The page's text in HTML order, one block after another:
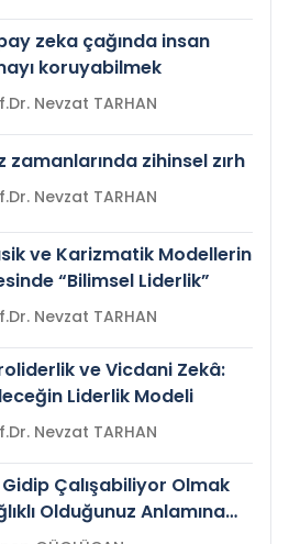
zeka çağında insan
koruyabilmek
Prof.Dr. Nevzat TARHAN
zamanlarında zihinsel zırh
Prof.Dr. Nevzat TARHAN
ve Karizmatik Modellerin
“Bilimsel Liderlik”
Prof.Dr. Nevzat TARHAN
ve Vicdani Zekâ:
Liderlik Modeli
Prof.Dr. Nevzat TARHAN
Gidip Çalışabiliyor Olmak
Olduğunuz Anlamına
mi?